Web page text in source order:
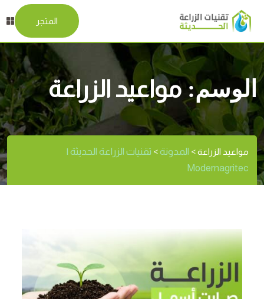
المتجر
الوسم:مواعيد الزراعة
مواعيد الزراعة> المدونة> تقنيات الزراعة الحديثة |
Modernagritec